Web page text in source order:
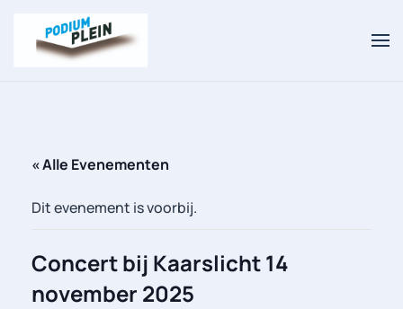
Overslaan en naar de inhoud gaan
« Alle Evenementen
Dit evenement is voorbij.
Concert bij Kaarslicht 14
november 2025